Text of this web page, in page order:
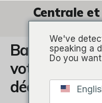
Centrale
Barcelone
votre point
découvrir la
We've
speaking a
Do you